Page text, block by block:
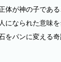
が神の子である
になられた意味
をパンに変える